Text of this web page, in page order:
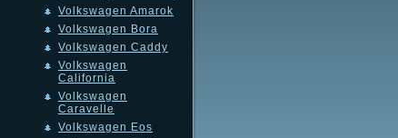
Volkswagen Amarok
Volkswagen Bora
Volkswagen Caddy
Volkswagen
California
Volkswagen
Caravelle
Volkswagen Eos